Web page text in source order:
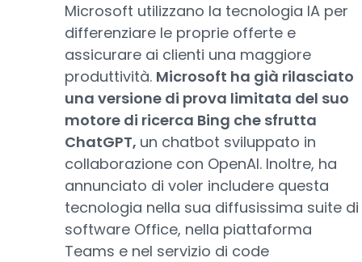
Microsoft utilizzano la tecnologia IA per
differenziare le proprie offerte e
assicurare ai clienti una maggiore
produttività. Microsoft ha già rilasciato
una versione di prova limitata del suo
motore di ricerca Bing che sfrutta
ChatGPT, un chatbot sviluppato in
collaborazione con OpenAI. Inoltre, ha
annunciato di voler includere questa
tecnologia nella sua diffusissima suite di
software Office, nella piattaforma
Teams e nel servizio di code